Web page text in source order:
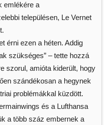
emlékére a
településen, Le Vernet
érni ezen a héten. Addig
szükséges” – tette hozzá
szorul, amióta kiderült, hogy
szándékosan a hegynek
problémákkal küzdött.
és a Lufthansa
a több száz embernek a